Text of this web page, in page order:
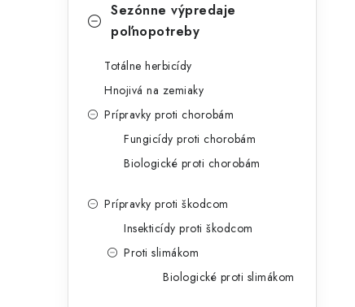
Sezónne výpredaje
poľnopotreby
Totálne herbicídy
Hnojivá na zemiaky
Prípravky proti chorobám
Fungicídy proti chorobám
Biologické proti chorobám
Prípravky proti škodcom
Insekticídy proti škodcom
Proti slimákom
Biologické proti slimákom